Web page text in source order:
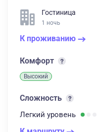
Гостиница
1 ночь
К проживанию
Комфорт
Высокий
Сложность
Легкий уровень